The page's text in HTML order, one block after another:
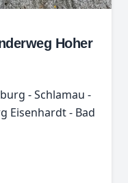
Hoher
- Schlamau -
Eisenhardt - Bad